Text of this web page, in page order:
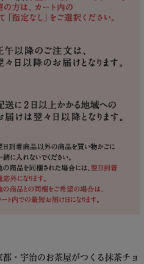
・宇治のお茶屋がつくる抹茶チョ